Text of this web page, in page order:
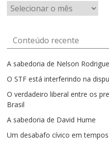
Artigos
por
Conteúdo recente
A sabedoria de Nelson
O STF está interferindo na
O verdadeiro liberal entre os
Brasil
A sabedoria de David Hume
Um desabafo cívico em